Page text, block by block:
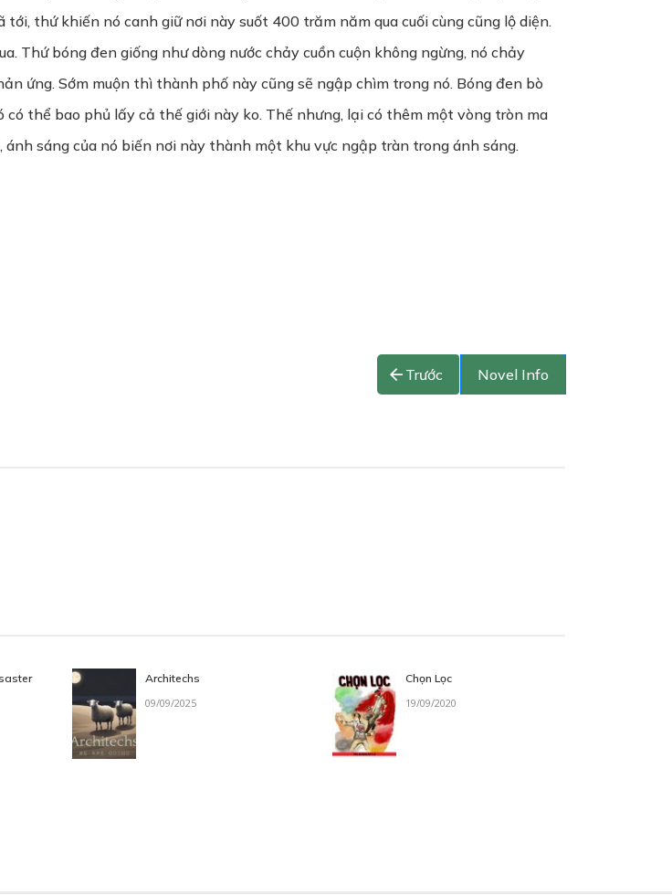
thứ khiến nó canh giữ nơi này suốt 400 trăm năm qua cuối cùng cũng lộ diện.
Thứ bóng đen giống như dòng nước chảy cuồn cuộn không ngừng, nó chảy
ứng. Sớm muộn thì thành phố này cũng sẽ ngập chìm trong nó. Bóng đen bò
thể bao phủ lấy cả thế giới này ko. Thế nhưng, lại có thêm một vòng tròn ma
sáng của nó biến nơi này thành một khu vực ngập tràn trong ánh sáng.
Trước Novel Info
Architechs
09/09/2025
Chọn Lọc
19/09/2020